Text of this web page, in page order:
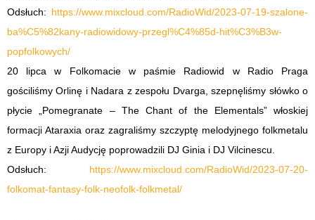
Odsłuch:
https://www.mixcloud.com/RadioWid/2023-07-19-szalone-
ba%C5%82kany-radiowidowy-przegl%C4%85d-hit%C3%B3w-
popfolkowych/
20 lipca w Folkomacie w paśmie Radiowid w Radio Praga
gościliśmy Orlinę i Nadara z zespołu Dvarga, szepnęliśmy słówko o
płycie „Pomegranate – The Chant of the Elementals” włoskiej
formacji Ataraxia oraz zagraliśmy szczyptę melodyjnego folkmetalu
z Europy i Azji Audycję poprowadzili DJ Ginia i DJ Vilcinescu.
Odsłuch:
https://www.mixcloud.com/RadioWid/2023-07-20-
folkomat-fantasy-folk-neofolk-folkmetal/